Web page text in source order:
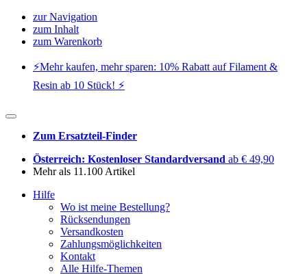
zur Navigation
zum Inhalt
zum Warenkorb
⚡️Mehr kaufen, mehr sparen: 10% Rabatt auf Filament &
Resin ab 10 Stück! ⚡️
Zum Ersatzteil-Finder
Österreich: Kostenloser Standardversand ab € 49,90
Mehr als 11.100 Artikel
Hilfe
Wo ist meine Bestellung?
Rücksendungen
Versandkosten
Zahlungsmöglichkeiten
Kontakt
Alle Hilfe-Themen